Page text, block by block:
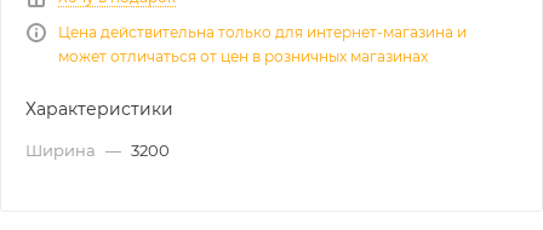
Цена действительна только для интернет-магазина и
может отличаться от цен в розничных магазинах
Характеристики
Ширина — 3200